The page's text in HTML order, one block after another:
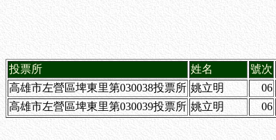
投票所 姓名 號次
高雄市左營區埤東里第030038投票所 姚立明 06
高雄市左營區埤東里第030039投票所 姚立明 06